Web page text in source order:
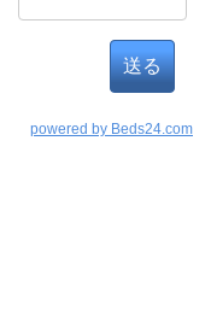
powered by Beds24.com